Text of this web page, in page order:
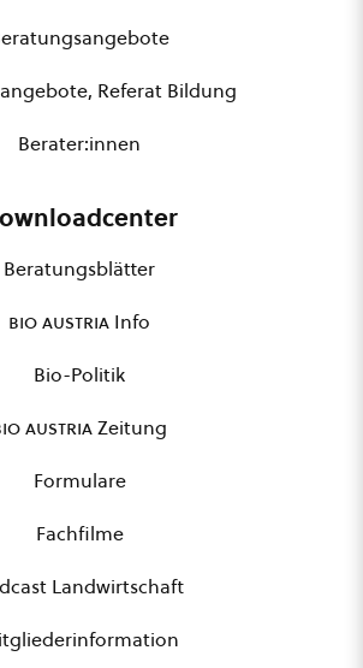
Referat Bildung
Berater:innen
Beratungsblätter
bio austria Info
Bio-Politik
austriaZeitung
Formulare
Fachfilme
Landwirtschaft